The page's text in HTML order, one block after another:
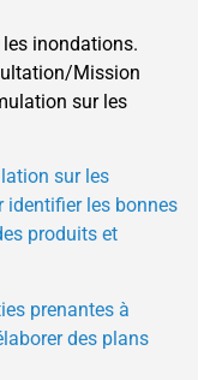
inondations.
Mission
sur les
sur les
identifier les bonnes
produits et
prenantes à
des plans